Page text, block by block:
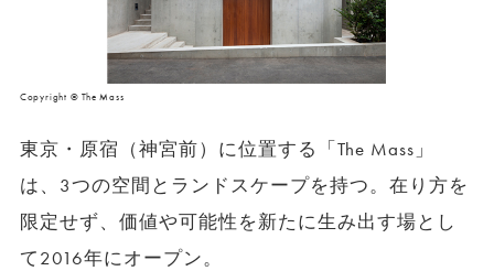
Copyright © The Mass
東京・原宿（神宮前）に位置する「The Mass」
は、3つの空間とランドスケープを持つ。在り方を
限定せず、価値や可能性を新たに生み出す場とし
て2016年にオープン。